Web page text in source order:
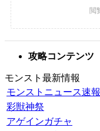
攻略コンテンツ
モンスト最新情報
モンストニュース速報
彩獣神祭
アゲインガチャ